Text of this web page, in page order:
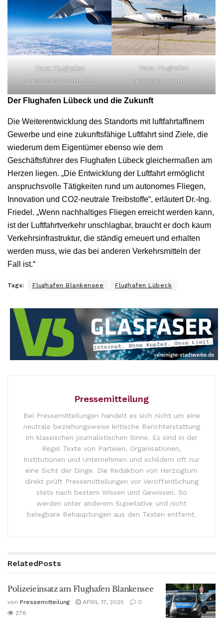
Foto: Flughafen
Lübeck/Baumert , hfr
Foto: Flughafen
Lübeck/Baumert , hfr
Der Flughafen Lübeck und die Zukunft
Die Weiterentwicklung des Standorts mit luftfahrtaffinem
Gewerbe und eine zukunftsfähige Luftfahrt sind Ziele, die
wiederum dem Eigentümer ebenso wie dem
Geschäftsführer des Flughafen Lübeck gleichermaßen am
Herzen liegen. „Die Entwicklung der Luftfahrt ermöglicht
anspruchsvolle Tätigkeiten rund um autonomes Fliegen,
Innovation und CO2-neutrale Treibstoffe“, erläutert Dr.-Ing.
Friedel. „Wenn nachhaltiges Fliegen erreicht werden kann,
ist der Luftfahrtverkehr unschlagbar, braucht er doch kaum
Verkehrsinfrastruktur, die ständig erneuert und erhalten
werden muss, wie das bei anderen Verkehrsmitteln der
Fall ist.“
Tags: Flughafen Blankensee Flughafen Lübeck
Pressemitteilung
Bei Pressemitteilungen handelt es sich nicht um eine
neutrale beziehungsweise kritische Berichterstattung
im klassischen journalistischen Sinne. Es sind in der
Regel Texte von Parteien, Organisationen,
Institutionen und Unternehmen und schildern oft nur
eine Sicht der Dinge. Die Redaktion von Herzogtum
direkt prüft Pressemitteilungen vor Veröffentlichung
stets nach bestem Wissen und Gewissen. So
werden unter anderem Superlative und nicht
belegbare Behauptungen aus den Texten entfernt.
RelatedPosts
Polizeieinsatz am Flughafen Blankensee
von Pressemitteilung APRIL 17, 2025
0
278